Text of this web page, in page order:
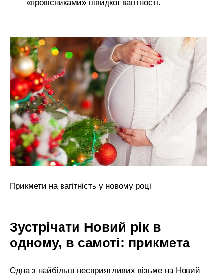
«провісниками» швидкої вагітності.
Прикмети на вагітність у новому році
Зустрічати Новий рік в
одному, в самоті: прикмета
Одна з найбільш несприятливих візьме на Новий